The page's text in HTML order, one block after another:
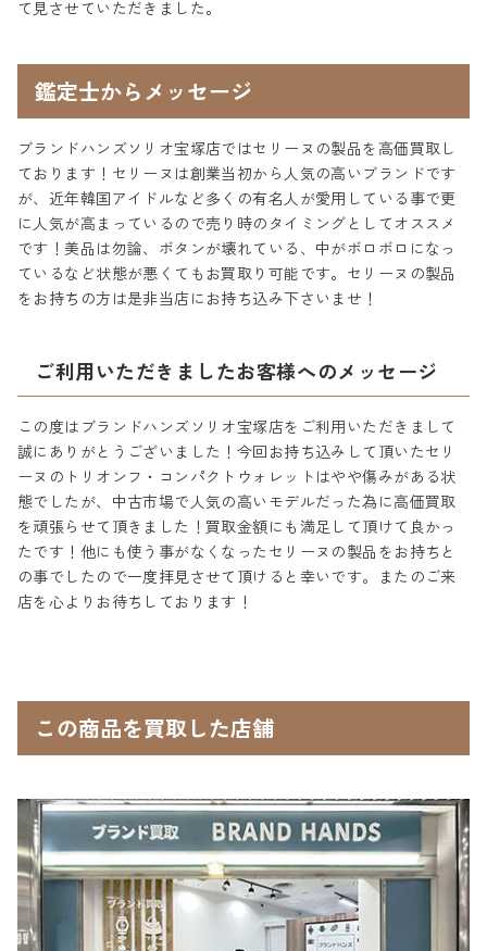
て見させていただきました。
鑑定士からメッセージ
ブランドハンズソリオ宝塚店ではセリーヌの製品を高価買取し
ております！セリーヌは創業当初から人気の高いブランドです
が、近年韓国アイドルなど多くの有名人が愛用している事で更
に人気が高まっているので売り時のタイミングとしてオススメ
です！美品は勿論、ボタンが壊れている、中がボロボロになっ
ているなど状態が悪くてもお買取り可能です。セリーヌの製品
をお持ちの方は是非当店にお持ち込み下さいませ！
ご利用いただきましたお客様へのメッセージ
この度はブランドハンズソリオ宝塚店をご利用いただきまして
誠にありがとうございました！今回お持ち込みして頂いたセリ
ーヌのトリオンフ・コンパクトウォレットはやや傷みがある状
態でしたが、中古市場で人気の高いモデルだった為に高価買取
を頑張らせて頂きました！買取金額にも満足して頂けて良かっ
たです！他にも使う事がなくなったセリーヌの製品をお持ちと
の事でしたので一度拝見させて頂けると幸いです。またのご来
店を心よりお待ちしております！
この商品を買取した店舗